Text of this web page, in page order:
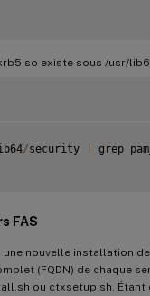
existe sous /usr/
/security grep
FAS
une nouvelle installation
(FQDN) de chaque
ou ctxsetup.sh. Étant